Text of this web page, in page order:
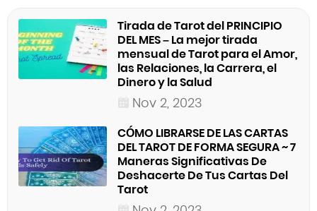
Tirada de Tarot del PRINCIPIO
DEL MES – La mejor tirada
mensual de Tarot para el Amor,
las Relaciones, la Carrera, el
Dinero y la Salud
Nov 2, 2023
CÓMO LIBRARSE DE LAS CARTAS
DEL TAROT DE FORMA SEGURA ~ 7
Maneras Significativas De
Deshacerte De Tus Cartas Del
Tarot